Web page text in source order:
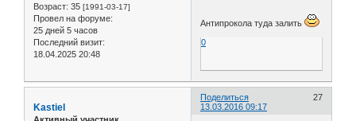
Возраст: 35 [1991-03-17]
Провел на форуме:
25 дней 5 часов
Последний визит:
18.04.2025 20:48
Антипрокола туда залить
0
Поделиться
27
13.03.2016 09:17
Kastiel